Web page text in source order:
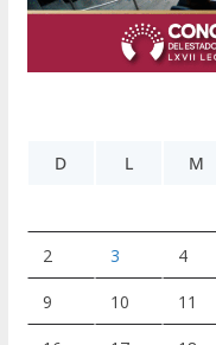
D
L M
2 3 4
9 10 11